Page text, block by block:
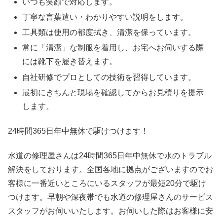
丁寧な言葉遣い・わかりやすい説明をします。
工具類は使用の都度拭き、清潔を保っています。
常に「清潔」な制服を着用し、お宅へお伺いする際
には靴下を履き替えます。
自社研修でプロとしての技術を習得しています。
最初にきちんと現場を確認してからお見積りを提示
します。
24時間365日 年中無休で駆けつけます！
水道の修理屋さんは24時間365日年中無休で水のトラブル
解決をしております。全国各地に拠点がございますのでお
客様に一番近いところにいるスタッフが最短20分で駆け
つけます。早朝や深夜帯でも水道の修理屋さんのサービス
スタッフがお伺いいたします。お伺いした際はお客様に安